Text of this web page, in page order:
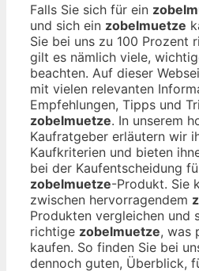
Falls Sie sich für ein
und sich ein zobelmuetze
Sie bei uns zu 100 Prozent
gilt es nämlich viele,
beachten. Auf dieser
mit vielen relevanten
Empfehlungen, Tipps und
zobelmuetze. In unserem
Kaufratgeber erläutern wir
Kaufkriterien und bieten
bei der Kaufentscheidung
zobelmuetze-Produkt. Sie
zwischen hervorragendem
Produkten vergleichen und
richtige zobelmuetze, was
kaufen. So finden Sie bei
dennoch guten, Überblick,